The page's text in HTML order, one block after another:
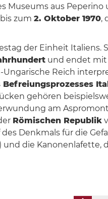
Museums aus
zum 2. Oktober 1970,
der Einheit Italiens.
und endet mit
Reich
Befreiungsprozesses
gehören
am
Römischen Republik
Denkmals für die
die Kanonenlafette,